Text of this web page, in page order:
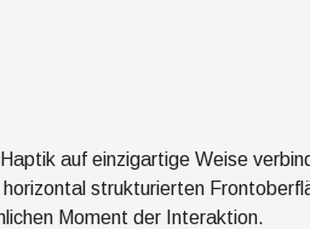
Haptik auf einzigartige Weise
strukturierten
Moment der Interaktion.